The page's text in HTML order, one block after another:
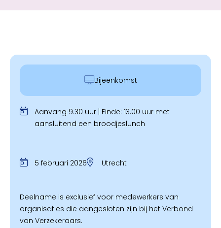
Aanvang 9.30 uur | Einde: 13.00 uur met
aansluitend een broodjeslunch
5 februari 2026 Utrecht
Deelname is exclusief voor medewerkers van
organisaties die aangesloten zijn bij het Verbond
van Verzekeraars.
Bijeenkomst